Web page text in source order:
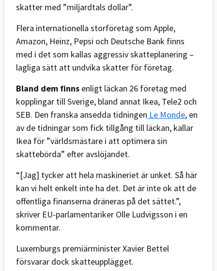
skatter med ”miljardtals dollar”.
Flera internationella storföretag som Apple,
Amazon, Heinz, Pepsi och Deutsche Bank finns
med i det som kallas aggressiv skatteplanering –
lagliga sätt att undvika skatter för företag.
Bland dem finns enligt läckan 26 företag med
kopplingar till Sverige, bland annat Ikea, Tele2 och
SEB. Den franska ansedda tidningen Le Monde, en
av de tidningar som fick tillgång till läckan, kallar
Ikea för ”världsmästare i att optimera sin
skattebörda” efter avslöjandet.
“[Jag] tycker att hela maskineriet är unket. Så här
kan vi helt enkelt inte ha det. Det är inte ok att de
offentliga finanserna dräneras på det sättet.”,
skriver EU-parlamentariker Olle Ludvigsson i en
kommentar.
Luxemburgs premiärminister Xavier Bettel
försvarar dock skatteupplägget.